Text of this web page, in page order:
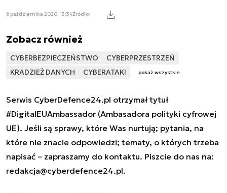
6 października 2020, 15:34Źródło:
Zobacz również
CYBERBEZPIECZEŃSTWO
CYBERPRZESTRZEŃ
KRADZIEŻ DANYCH
CYBERATAKI pokaż wszystkie
Serwis CyberDefence24.pl otrzymał tytuł
#DigitalEUAmbassador (Ambasadora polityki cyfrowej
UE). Jeśli są sprawy, które Was nurtują; pytania, na
które nie znacie odpowiedzi; tematy, o których trzeba
napisać – zapraszamy do kontaktu. Piszcie do nas na:
redakcja@cyberdefence24.pl.